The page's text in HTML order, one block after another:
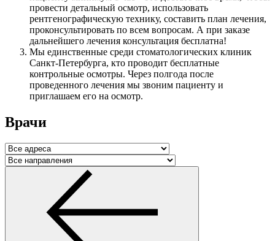
провести детальный осмотр, использовать
рентгенографическую технику, составить план лечения,
проконсультировать по всем вопросам. А при заказе
дальнейшего лечения консультация бесплатна!
Мы единственные среди стоматологических клиник
Санкт-Петербурга, кто проводит бесплатные
контрольные осмотры. Через полгода после
проведенного лечения мы звоним пациенту и
приглашаем его на осмотр.
Врачи